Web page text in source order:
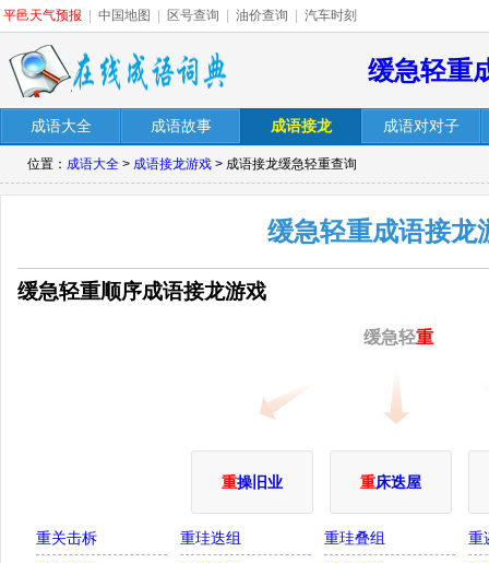
平邑天气预报 中国地图 区号查询 油价查询 汽车时刻
缓急轻重
成语大全 成语故事 成语接龙 成语对对子
位置： 成语大全 > 成语接龙游戏 > 成语接龙缓急轻重查询
缓急轻重成语接龙
缓急轻重顺序成语接龙游戏
缓急轻重
重操旧业 重床迭屋
重关击柝 重珪迭组 重珪叠组
重